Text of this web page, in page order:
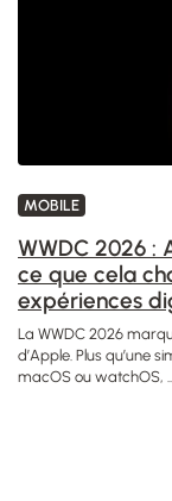
MOBILE
WWDC 2026 :
ce que cela
expériences
La WWDC 2026
d’Apple. Plus qu’une
macOS ou watchOS,